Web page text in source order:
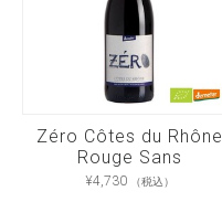
Zéro Côtes du Rhône
Rouge Sans
¥4,730 （税込）